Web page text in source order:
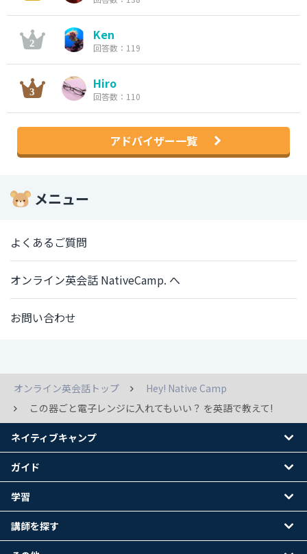
Ken
回答数：119
Hiro
回答数：110
アドバイザー一覧
メニュー
よくあるご質問
オンライン英会話 NativeCamp. へ
お問い合わせ
オンライン英会話トップ
Hey! Native Camp
この器ごと電子レンジに入れてもいい？ を英語で教えて!
ネイティブキャンプ
ガイド
学習
講師を探す